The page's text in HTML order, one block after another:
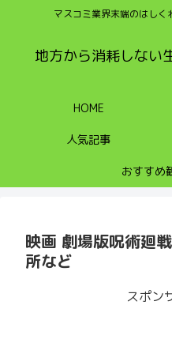
マスコミ業界末端のはしく
地方から消耗しない
HOME
人気記事
おすすめ
映画 劇場版呪術廻
所など
スポン